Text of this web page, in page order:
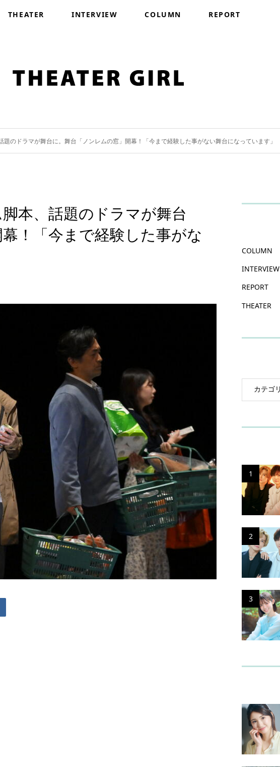
THEATER INTERVIEW COLUMN REPORT
のドラマが舞台に。舞台「ノンレムの窓」開幕！「今まで経験した事がない舞台になっています」
本、話題のドラマが舞台
！「今まで経験した事がな
COLUMN
INTERVIEW
REPORT
THEATER
1
2
3